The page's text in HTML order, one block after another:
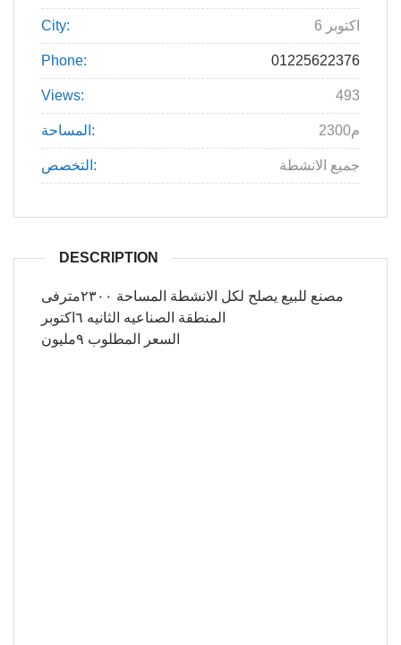
City: 6 اكتوبر
Phone: 01225622376
Views: 493
المساحة: 2300م
التخصص: جميع الانشطة
DESCRIPTION
مصنع للبيع يصلح لكل الانشطة المساحة ٢٣٠٠مترفى
المنطقة الصناعيه الثانيه ٦اكتوبر
السعر المطلوب ٩مليون